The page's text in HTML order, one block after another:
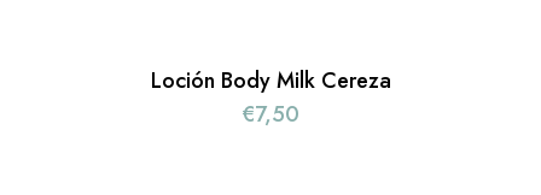
Loción Body Milk Cereza
€7,50